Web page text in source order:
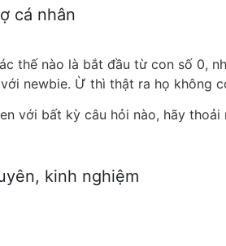
cá nhân
thế nào là bắt đầu từ con số 0,
với newbie. Ừ thì thật ra họ không
với bất kỳ câu hỏi nào, hãy
kinh nghiệm